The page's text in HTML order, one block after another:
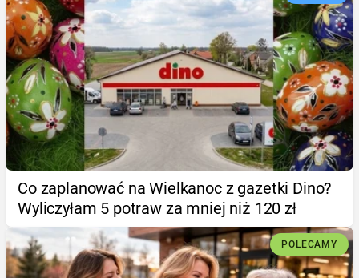
Co zaplanować na Wielkanoc z gazetki Dino?
Wyliczyłam 5 potraw za mniej niż 120 zł
POLECAMY